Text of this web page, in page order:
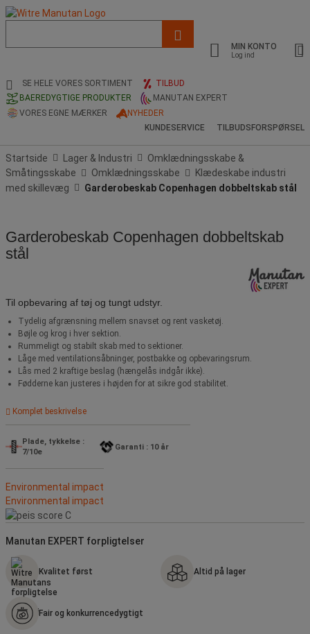
og
søgehistorik
MIN KONTO
Log ind
SE HELE VORES SORTIMENT
TILBUD
BAEREDYGTIGE PRODUKTER
MANUTAN EXPERT
VORES EGNE MÆRKER
NYHEDER
KUNDESERVICE
TILBUDSFORSPØRSEL
Startside Lager & Industri
Omklædningsskabe &
Småtingsskabe
Omklædningsskabe
Klædeskabe industri
med skillevæg
Garderobeskab Copenhagen dobbeltskab stål
Garderobeskab Copenhagen dobbeltskab
stål
Til opbevaring af tøj og tungt udstyr.
Tydelig afgrænsning mellem snavset og rent vasketøj.
Bøjle og krog i hver sektion.
Rummeligt og stabilt skab med to sektioner.
Låge med ventilationsåbninger, postbakke og opbevaringsrum.
Lås med 2 kraftige beslag (hængelås indgår ikke).
Fødderne kan justeres i højden for at sikre god stabilitet.
Komplet beskrivelse
Plade, tykkelse :
7/10e
Garanti : 10 år
Environmental impact
Environmental impact
Manutan EXPERT forpligtelser
Kvalitet først Altid på lager
Fair og konkurrencedygtigt